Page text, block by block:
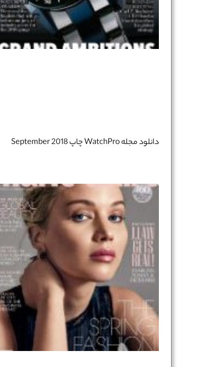
دانلود مجله WatchPro چاپ September 2018